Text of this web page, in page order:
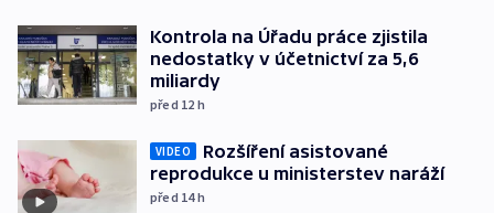
Kontrola na Úřadu práce zjistila
nedostatky v účetnictví za 5,6
miliardy
před 12 h
VIDEO
Rozšíření asistované
reprodukce u ministerstev naráží
před 14h